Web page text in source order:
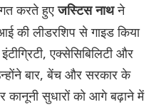
करते हुएजस्टिस नाथने
की लीडरशिप से गाइड किया
एक्सेसिबिलिटी और
बार, बेंच और सरकार के
कानूनी सुधारों को आगे बढ़ाने में